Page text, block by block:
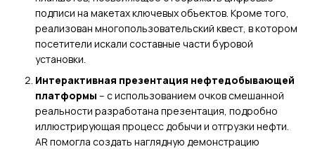
подписи на макетах ключевых объектов. Кроме того,
реализован многопользовательский квест, в котором
посетители искали составные части буровой
установки.
Интерактивная презентация нефтедобывающей
платформы – с использованием очков смешанной
реальности разработана презентация, подробно
иллюстрирующая процесс добычи и отгрузки нефти.
AR помогла создать наглядную демонстрацию